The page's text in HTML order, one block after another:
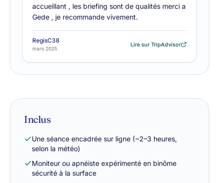
accueillant , les briefing sont de qualités merci a
Gede , je recommande vivement.
RegisC38
mars 2025
Lire sur TripAdvisor
Inclus
Une séance encadrée sur ligne (~2–3 heures,
selon la météo)
Moniteur ou apnéiste expérimenté en binôme
sécurité à la surface